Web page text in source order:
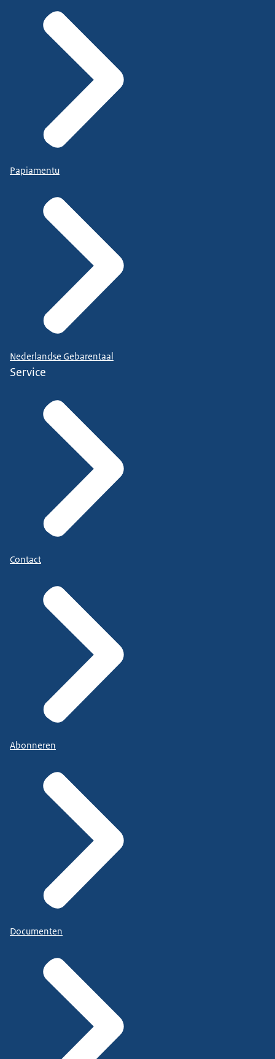
Papiamentu
Nederlandse Gebarentaal
Service
Contact
Abonneren
Documenten